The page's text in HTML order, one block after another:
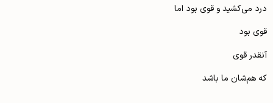
درد می‌کشید و قوی بود اما
قوی بود
آنقدر قوی
که هم‌شان ما باشد